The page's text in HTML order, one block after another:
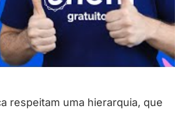
respeitam uma hierarquia, que